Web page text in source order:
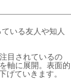
いる友人や知人
目されているの
軸に展開。表面的
げていきます。